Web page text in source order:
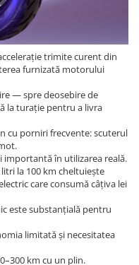
trimite curent din
furnizată motorului
— spre deosebire de
la turație pentru a livra
cu porniri frecvente: scuterul
importantă în utilizarea reală.
la 100 km cheltuiește
care consumă câțiva lei
este substanțială pentru
limitată și necesitatea
km cu un plin.